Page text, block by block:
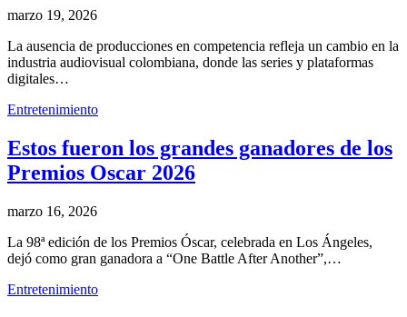
marzo 19, 2026
La ausencia de producciones en competencia refleja un cambio en la
industria audiovisual colombiana, donde las series y plataformas
digitales…
Entretenimiento
Estos fueron los grandes ganadores de los
Premios Oscar 2026
marzo 16, 2026
La 98ª edición de los Premios Óscar, celebrada en Los Ángeles,
dejó como gran ganadora a “One Battle After Another”,…
Entretenimiento